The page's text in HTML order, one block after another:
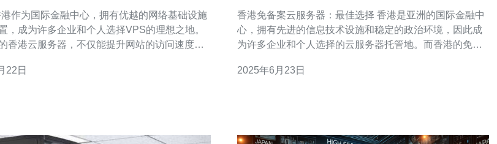
，成为许多企业和个人选择VPS的理想之地。
香港云服务器，不仅能提升网站的访问速度，
22日
香港免备案云服务器：最佳选择 香港是亚洲的国际金融中
心，拥有先进的信息技术设施和稳定的政治环境，因此成
为许多企业和个人选择的云服务器托管地。而香港的免备
序，让用户更加方便快捷地开展在线业务。 香港免备案云
2025年6月23日